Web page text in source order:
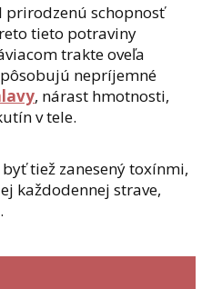
prirodzenú schopnosť
tieto potraviny
trakte oveľa
nepríjemné
, nárast hmotnosti,
v tele.
tiež zanesený toxínmi,
každodennej strave,